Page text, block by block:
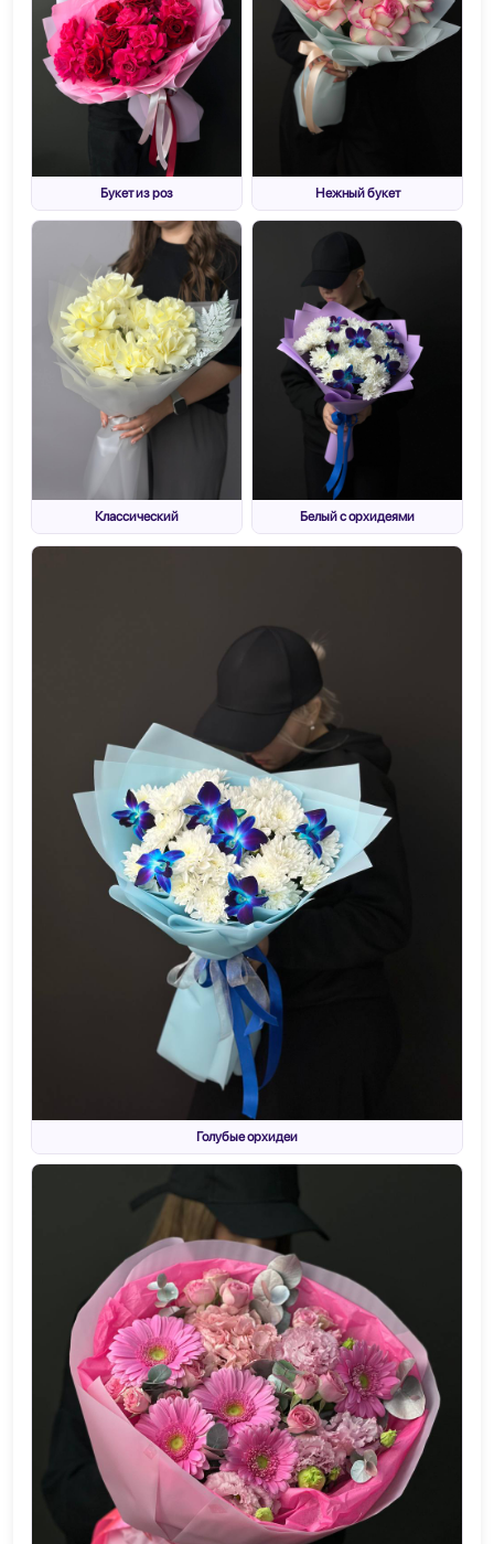
Букет из роз Нежный букет
Классический Белый с орхидеями
Голубые орхидеи